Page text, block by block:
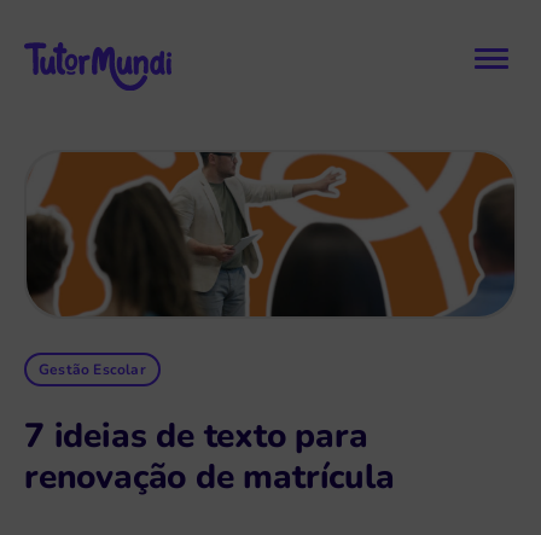
Gestão Escolar
7 ideias de texto para
renovação de matrícula